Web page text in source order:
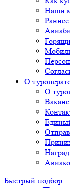
Наши
О
О
Быстрый подбор